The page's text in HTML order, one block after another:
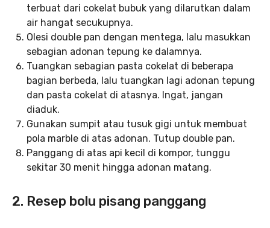
terbuat dari cokelat bubuk yang dilarutkan dalam
air hangat secukupnya.
Olesi double pan dengan mentega, lalu masukkan
sebagian adonan tepung ke dalamnya.
Tuangkan sebagian pasta cokelat di beberapa
bagian berbeda, lalu tuangkan lagi adonan tepung
dan pasta cokelat di atasnya. Ingat, jangan
diaduk.
Gunakan sumpit atau tusuk gigi untuk membuat
pola marble di atas adonan. Tutup double pan.
Panggang di atas api kecil di kompor, tunggu
sekitar 30 menit hingga adonan matang.
2. Resep bolu pisang panggang